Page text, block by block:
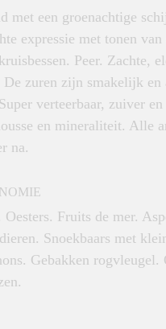
met een groenachtige
expressie met tonen
Peer. Zachte,
De zuren zijn smakelijk en
verteerbaar, zuiver
en mineraliteit. Alle
na.
Fruits de mer.
Snoekbaars met
Gebakken rogvleugel.